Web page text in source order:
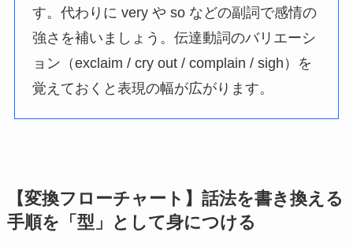
す。代わりに very や so などの副詞で感情の
強さを補いましょう。伝達動詞のバリエーシ
ョン（exclaim / cry out / complain / sigh）を
覚えておくと表現の幅が広がります。
【変換フローチャート】話法を書き換える
手順を「型」として身につける